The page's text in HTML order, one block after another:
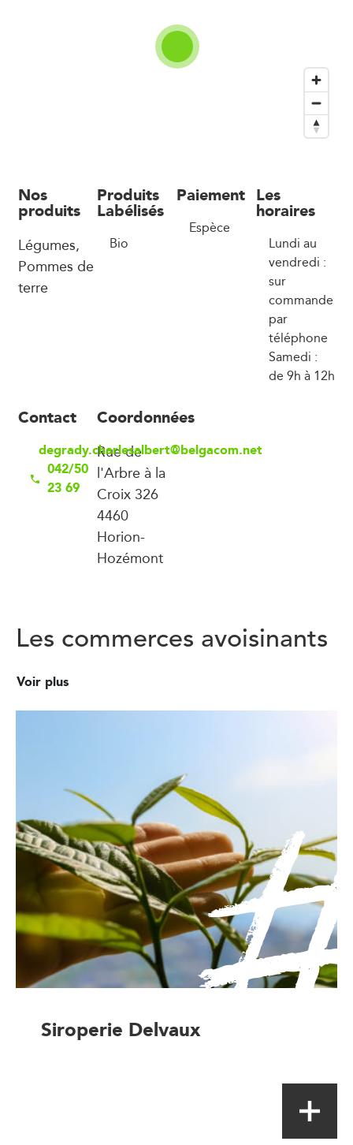
Nos
produits
Légumes,
Pommes de
terre
Produits
Labélisés
Bio
Paiement
Espèce
Les
horaires
Lundi au
vendredi :
sur
commande
par
téléphone
Samedi :
de 9h à 12h
Contact
degrady.charlesalbert@belgacom.net
042/50
23 69
Coordonnées
Rue de
l'Arbre à la
Croix 326
4460
Horion-
Hozémont
Les commerces avoisinants
Voir plus
Siroperie Delvaux